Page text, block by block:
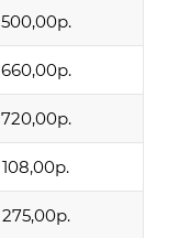
500,00р.
660,00р.
720,00р.
108,00р.
275,00р.